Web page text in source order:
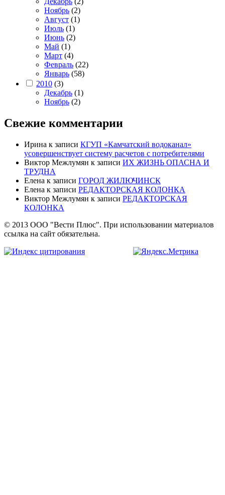
Ноябрь (2)
Август (1)
Июль (1)
Июнь (2)
Май (1)
Март (4)
Февраль (22)
Январь (58)
2010 (3)
Декабрь (1)
Ноябрь (2)
Свежие комментарии
Ирина к записи КГУП «Камчатский водоканал»
усовершенствует систему расчетов с потребителями
Виктор Межлумян к записи ИХ ЖИЗНЬ ОПАСНА И
ТРУДНА
Елена к записи ГОРОД ЖИЛЮЧИНСК
Елена к записи РЕДАКТОРСКАЯ КОЛОНКА
Виктор Межлумян к записи РЕДАКТОРСКАЯ
КОЛОНКА
© 2013 ООО "Вести Плюс". При использовании материалов
ссылка на сайт обязательна.